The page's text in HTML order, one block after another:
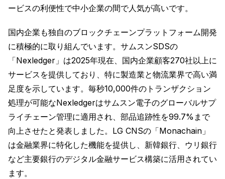
ービスの利便性で中小企業の間で人気が高いです。
国内企業も独自のブロックチェーンプラットフォーム開発
に積極的に取り組んでいます。サムスンSDSの
「Nexledger」は2025年現在、国内企業顧客270社以上に
サービスを提供しており、特に製造業と物流業界で高い満
足度を示しています。毎秒10,000件のトランザクション
処理が可能なNexledgerはサムスン電子のグローバルサプ
ライチェーン管理に適用され、部品追跡性を99.7%まで
向上させたと発表しました。LG CNSの「Monachain」
は金融業界に特化した機能を提供し、新韓銀行、ウリ銀行
など主要銀行のデジタル金融サービス構築に活用されてい
ます。